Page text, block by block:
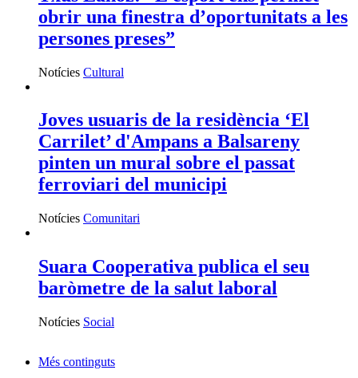
obrir una finestra d’oportunitats a les
persones preses”
Notícies Cultural
Joves usuaris de la residència ‘El
Carrilet’ d'Ampans a Balsareny
pinten un mural sobre el passat
ferroviari del municipi
Notícies Comunitari
Suara Cooperativa publica el seu
baròmetre de la salut laboral
Notícies Social
Més continguts